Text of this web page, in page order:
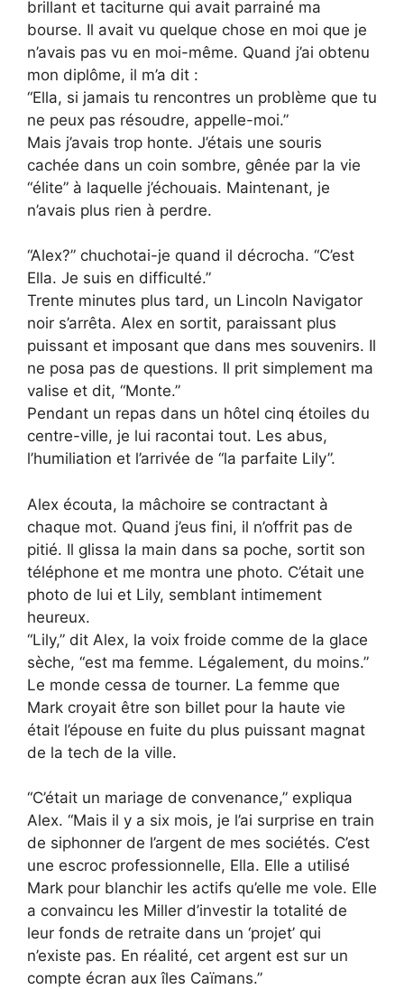
brillant et taciturne qui avait parrainé ma
bourse. Il avait vu quelque chose en moi que je
n’avais pas vu en moi-même. Quand j’ai obtenu
mon diplôme, il m’a dit :
“Ella, si jamais tu rencontres un problème que tu
ne peux pas résoudre, appelle-moi.”
Mais j’avais trop honte. J’étais une souris
cachée dans un coin sombre, gênée par la vie
“élite” à laquelle j’échouais. Maintenant, je
n’avais plus rien à perdre.
“Alex?” chuchotai-je quand il décrocha. “C’est
Ella. Je suis en difficulté.”
Trente minutes plus tard, un Lincoln Navigator
noir s’arrêta. Alex en sortit, paraissant plus
puissant et imposant que dans mes souvenirs. Il
ne posa pas de questions. Il prit simplement ma
valise et dit, “Monte.”
Pendant un repas dans un hôtel cinq étoiles du
centre-ville, je lui racontai tout. Les abus,
l’humiliation et l’arrivée de “la parfaite Lily”.
Alex écouta, la mâchoire se contractant à
chaque mot. Quand j’eus fini, il n’offrit pas de
pitié. Il glissa la main dans sa poche, sortit son
téléphone et me montra une photo. C’était une
photo de lui et Lily, semblant intimement
heureux.
“Lily,” dit Alex, la voix froide comme de la glace
sèche, “est ma femme. Légalement, du moins.”
Le monde cessa de tourner. La femme que
Mark croyait être son billet pour la haute vie
était l’épouse en fuite du plus puissant magnat
de la tech de la ville.
“C’était un mariage de convenance,” expliqua
Alex. “Mais il y a six mois, je l’ai surprise en train
de siphonner de l’argent de mes sociétés. C’est
une escroc professionnelle, Ella. Elle a utilisé
Mark pour blanchir les actifs qu’elle me vole. Elle
a convaincu les Miller d’investir la totalité de
leur fonds de retraite dans un ‘projet’ qui
n’existe pas. En réalité, cet argent est sur un
compte écran aux îles Caïmans.”